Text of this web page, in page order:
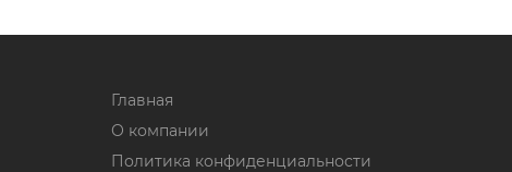
Главная
О компании
Политика конфиденциальности